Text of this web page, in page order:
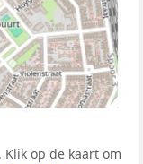
op de kaart om